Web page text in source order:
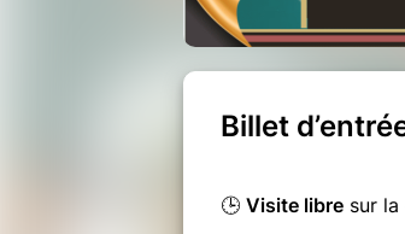
Billet
🕒 Visite libre sur